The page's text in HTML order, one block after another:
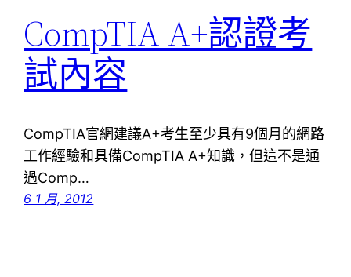
CompTIA A+認證考
試內容
CompTIA官網建議A+考生至少具有9個月的網路
工作經驗和具備CompTIA A+知識，但這不是通
過Comp…
6 1 月, 2012